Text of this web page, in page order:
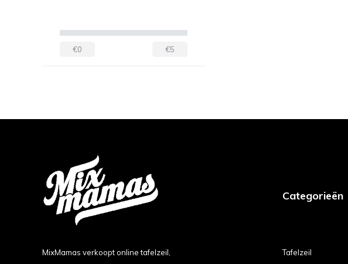
€0 €5
MixMamas verkoopt online tafelzeil,
Categorieën
Tafelzeil